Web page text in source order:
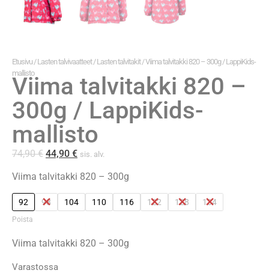
Etusivu /Lasten talvivaatteet/Lasten talvitakit/ Viima talvitakki 820 – 300g / LappiKids-
mallisto
Viima talvitakki 820 –
300g / LappiKids-
mallisto
74,90€ 44,90 € sis. alv.
Viima talvitakki 820 – 300g
92 98 104 110 116 122 128 134
Poista
Viima talvitakki 820 – 300g
Varastossa